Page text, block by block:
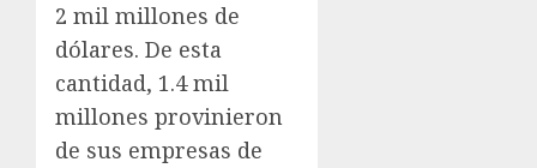
2 mil millones de
dólares. De esta
cantidad, 1.4 mil
millones provinieron
de sus empresas de